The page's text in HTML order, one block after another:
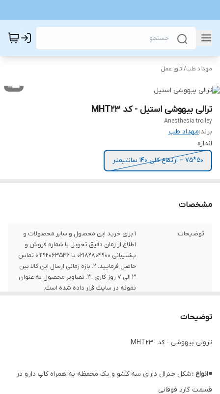
مهداد طب/اتاق عمل
ترالی بیهوشی استیل - کد MHT23
Anesthesia trolley
برند:مهداد طب
اندازه
50*75 – ارتفاع کلی 140 سانتیمتر
مشخصات
توضیحات
1.برای خرید این محصول و سایر محصولات و
اطلاع از زمان دقیق تحویل با شماره فروش و
پشتیبانی 02182804900 یا 09192063546 تماس
حاصل فرمایید. 2. بازه زمانی ارسال این کالا بین
3 الی 7 روز کاری .3. تصاویر محصول به عنوان
نمونه در سایت قرار داده شده است.
توضیحات
ترولی بیهوشی - کد -MHT23
◾انواع :شکل جنرال دارای سه کشو و یک محفظه به همراه کاپ دارو در
قسمت گارد فوقانی